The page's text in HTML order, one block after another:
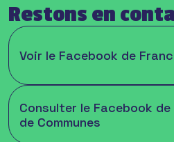
Restons en
Voir le Facebook de
Consulter le Facebook de
de Communes